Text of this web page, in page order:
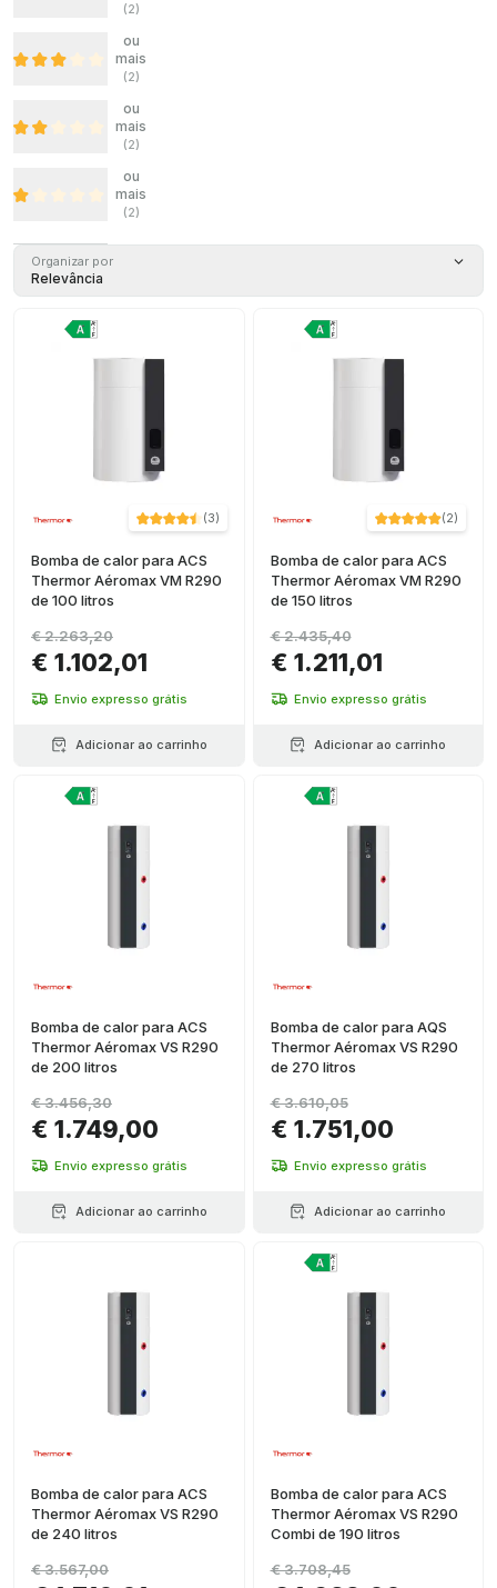
(2)
ou
mais
(2)
ou
mais
(2)
ou
mais
(2)
Organizar por
Relevância
(3)
Bomba de calor para ACS
Thermor Aéromax VM R290
de 100 litros
€ 1.102,01
€ 2.263,20
Envio expresso grátis
Adicionar ao carrinho
(2)
Bomba de calor para ACS
Thermor Aéromax VM R290
de 150 litros
€ 1.211,01
€ 2.435,40
Envio expresso grátis
Adicionar ao carrinho
Bomba de calor para ACS
Thermor Aéromax VS R290
de 200 litros
€ 1.749,00
€ 3.456,30
Envio expresso grátis
Adicionar ao carrinho
Bomba de calor para AQS
Thermor Aéromax VS R290
de 270 litros
€ 1.751,00
€ 3.610,05
Envio expresso grátis
Adicionar ao carrinho
Bomba de calor para ACS
Thermor Aéromax VS R290
de 240 litros
€ 3.567,00
Bomba de calor para ACS
Thermor Aéromax VS R290
Combi de 190 litros
€ 3.708,45